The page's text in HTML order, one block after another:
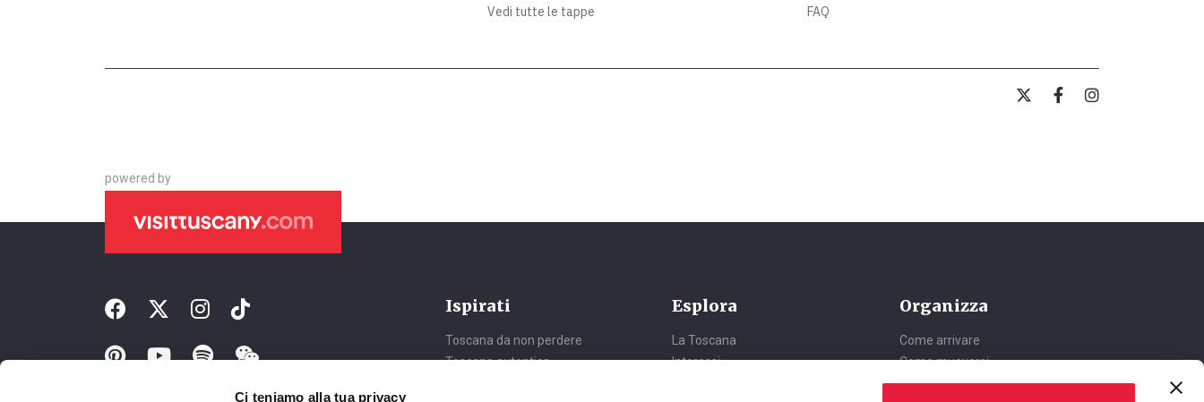
Ci teniamo alla tua privacy
Vedi tutte le tappe
FAQ
powered by
Ispirati
Toscana da non perdere
Toscana autentica
Esplora
La Toscana
Interessi
Organizza
Come arrivare
Come muoversi
Dove dormire